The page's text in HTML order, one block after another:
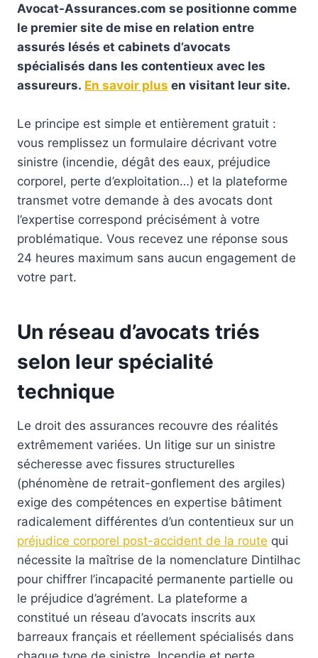
Avocat-Assurances.com se positionne comme
le premier site de mise en relation entre
assurés lésés et cabinets d’avocats
spécialisés dans les contentieux avec les
assureurs. En savoir plus en visitant leur site.
Le principe est simple et entièrement gratuit :
vous remplissez un formulaire décrivant votre
sinistre (incendie, dégât des eaux, préjudice
corporel, perte d’exploitation…) et la plateforme
transmet votre demande à des avocats dont
l’expertise correspond précisément à votre
problématique. Vous recevez une réponse sous
24 heures maximum sans aucun engagement de
votre part.
Un réseau d’avocats triés
selon leur spécialité
technique
Le droit des assurances recouvre des réalités
extrêmement variées. Un litige sur un sinistre
sécheresse avec fissures structurelles
(phénomène de retrait-gonflement des argiles)
exige des compétences en expertise bâtiment
radicalement différentes d’un contentieux sur un
préjudice corporel post-accident de la route qui
nécessite la maîtrise de la nomenclature Dintilhac
pour chiffrer l’incapacité permanente partielle ou
le préjudice d’agrément. La plateforme a
constitué un réseau d’avocats inscrits aux
barreaux français et réellement spécialisés dans